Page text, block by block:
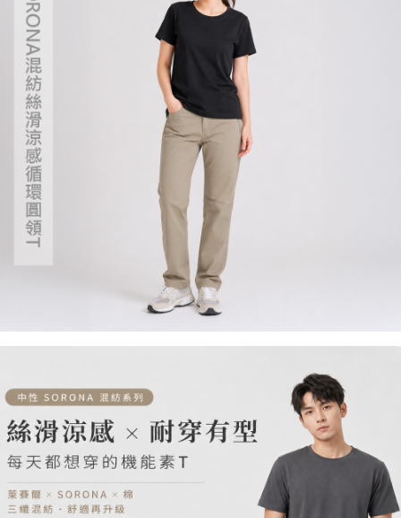
https://aftee.tw/terms/#terms3
３．未成年的使用者請事先徵得法定代理人或監護人之同意方可使用
「AFTEE先享後付」，若未經同意申辦者引起之損失，本公司不負相關責
任。
４．使用「AFTEE先享後付」時，將依據個別帳號之用戶狀況，依本公司即
時審查核予不同之上限額度；若仍有額度不足之情形，本公司將視審查結果
請求用戶進行身份認證。
５．嚴禁一人註冊多個帳號或使用他人資訊註冊。若發現惡意使用之情形，
恩沛科技股份有限公司將有權停止該用戶之使用額度並採取法律行動。